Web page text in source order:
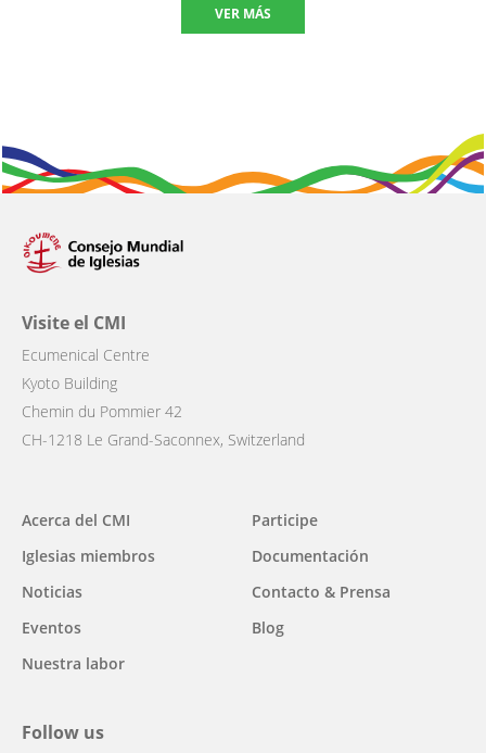
VER MÁS
Visite el CMI
Ecumenical Centre
Kyoto Building
Chemin du Pommier 42
CH-1218 Le Grand-Saconnex, Switzerland
Main
navigation
Acerca del CMI
Iglesias miembros
Noticias
Eventos
Nuestra labor
Participe
Documentación
Contacto & Prensa
Blog
Follow us